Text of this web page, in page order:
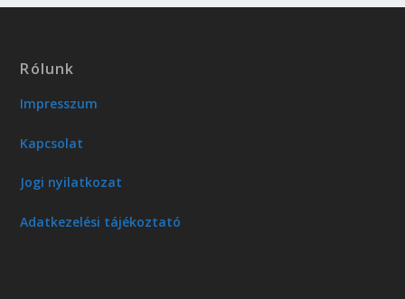
Rólunk
Impresszum
Kapcsolat
Jogi nyilatkozat
Adatkezelési tájékoztató